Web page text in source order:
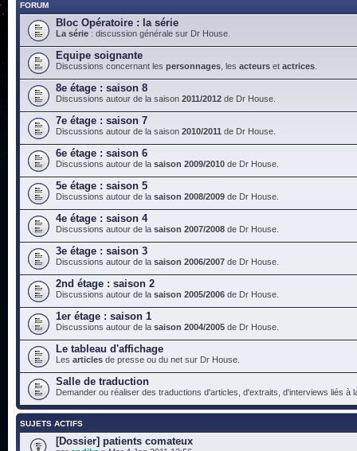
FORUM
Bloc Opératoire : la série
La série : discussion générale sur Dr House.
Equipe soignante
Discussions concernant les personnages , les acteurs et actrices
8e étage : saison 8
Discussions autour de la saison 2011/2012 de Dr House.
7e étage : saison 7
Discussions autour de la saison 2010/2011 de Dr House.
6e étage : saison 6
Discussions autour de la saison 2009/2010 de Dr House.
5e étage : saison 5
Discussions autour de la saison 2008/2009 de Dr House.
4e étage : saison 4
Discussions autour de la saison 2007/2008 de Dr House.
3e étage : saison 3
Discussions autour de la saison 2006/2007 de Dr House.
2nd étage : saison 2
Discussions autour de la saison 2005/2006 de Dr House.
1er étage : saison 1
Discussions autour de la saison 2004/2005 de Dr House.
Le tableau d'affichage
Les articles de presse ou du net sur Dr House.
Salle de traduction
Demander ou réaliser des traductions d'articles, d'extraits, d'interviews liés à
SUJETS ACTIFS
[Dossier] patients comateux